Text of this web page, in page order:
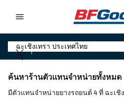
ค้นหาร้านตัวแทนจำหน่ายทั้งหมด
มีตัวแทนจำหน่ายยางรถยนต์ 4 ที่ ฉะเชิ